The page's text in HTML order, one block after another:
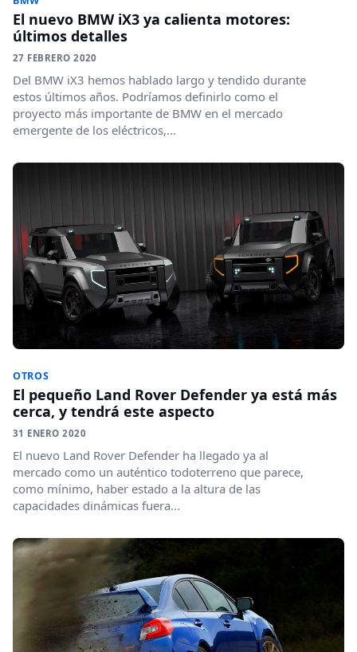
El nuevo BMW iX3 ya calienta motores:
últimos detalles
27 FEBRERO 2020
Del BMW iX3 hemos hablado largo y tendido durante
estos últimos años. Podríamos definirlo como el
proyecto más importante de BMW en el mercado
emergente de los eléctricos,...
OTROS
El pequeño Land Rover Defender ya está más
cerca, y tendrá este aspecto
31 ENERO 2020
El nuevo Land Rover Defender ha llegado ya al
mercado como un auténtico todoterreno que parece,
como mínimo, haber estado a la altura de las
capacidades dinámicas fuera...